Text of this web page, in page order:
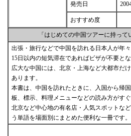
発売日
おすすめ度
「はじめての中国ツアーに持っ
出張・旅行などで中国を訪れる日本人が年
15日以内の短気滞在であればビザが不要と
広大な中国には、北京・上海など大都市だ
あります。
本書は、中国を訪れたときに、入国から帰
板、標示、料理メニューなどの読み方がす
北京など中心地の有名店・人気スポットな
う単語を場面別にまとめた便利な一冊です。